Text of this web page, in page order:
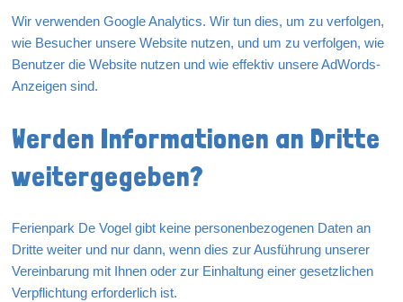
Wir verwenden Google Analytics. Wir tun dies, um zu verfolgen,
wie Besucher unsere Website nutzen, und um zu verfolgen, wie
Benutzer die Website nutzen und wie effektiv unsere AdWords-
Anzeigen sind.
Werden Informationen an Dritte
weitergegeben?
Ferienpark De Vogel gibt keine personenbezogenen Daten an
Dritte weiter und nur dann, wenn dies zur Ausführung unserer
Vereinbarung mit Ihnen oder zur Einhaltung einer gesetzlichen
Verpflichtung erforderlich ist.